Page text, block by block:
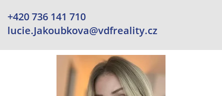
+420 736 141 710
lucie.Jakoubkova@vdfreality.cz